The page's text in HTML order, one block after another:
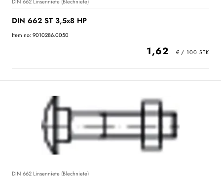
DIN 662 ST 3,5x8 HP
Item no: 9010286.0050
1,62
DIN 662 Linsenniete (Blechniete)